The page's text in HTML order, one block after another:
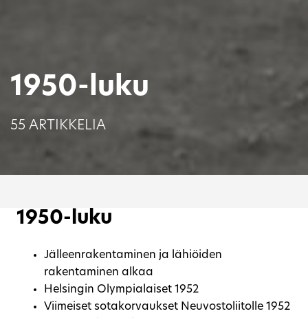
1950-luku
55 ARTIKKELIA
1950-luku
Jälleenrakentaminen ja lähiöiden
rakentaminen alkaa
Helsingin Olympialaiset 1952
Viimeiset sotakorvaukset Neuvostoliitolle 1952